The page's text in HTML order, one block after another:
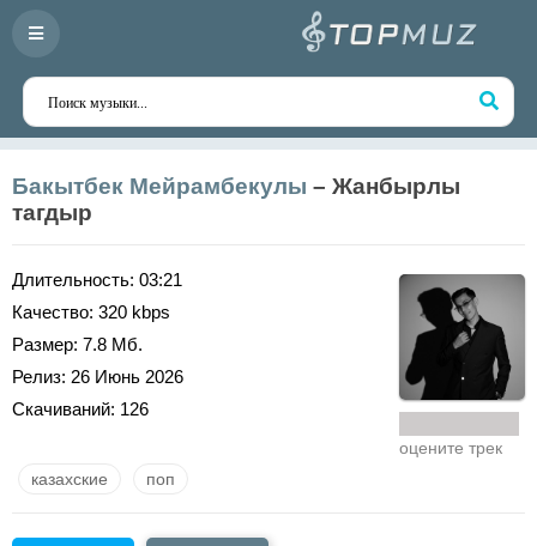
Бакытбек Мейрамбекулы – Жанбырлы
тагдыр
Длительность: 03:21
Качество: 320 kbps
Размер: 7.8 Мб.
Релиз: 26 Июнь 2026
Скачиваний: 126
оцените трек
казахские поп